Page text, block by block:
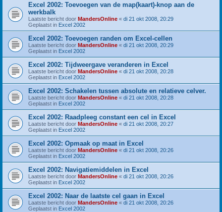
Excel 2002: Toevoegen van de map(kaart)-knop aan de
werkbalk
Laatste bericht door MandersOnline « di 21 okt 2008, 20:29
Geplaatst in Excel 2002
Excel 2002: Toevoegen randen om Excel-cellen
Laatste bericht door MandersOnline « di 21 okt 2008, 20:29
Geplaatst in Excel 2002
Excel 2002: Tijdweergave veranderen in Excel
Laatste bericht door MandersOnline « di 21 okt 2008, 20:28
Geplaatst in Excel 2002
Excel 2002: Schakelen tussen absolute en relatieve celver.
Laatste bericht door MandersOnline « di 21 okt 2008, 20:28
Geplaatst in Excel 2002
Excel 2002: Raadpleeg constant een cel in Excel
Laatste bericht door MandersOnline « di 21 okt 2008, 20:27
Geplaatst in Excel 2002
Excel 2002: Opmaak op maat in Excel
Laatste bericht door MandersOnline « di 21 okt 2008, 20:26
Geplaatst in Excel 2002
Excel 2002: Navigatiemiddelen in Excel
Laatste bericht door MandersOnline « di 21 okt 2008, 20:26
Geplaatst in Excel 2002
Excel 2002: Naar de laatste cel gaan in Excel
Laatste bericht door MandersOnline « di 21 okt 2008, 20:26
Geplaatst in Excel 2002